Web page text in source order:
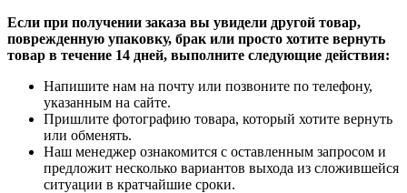
Если при получении заказа вы увидели другой товар,
поврежденную упаковку, брак или просто хотите вернуть
товар в течение 14 дней, выполните следующие действия:
Напишите нам на почту или позвоните по телефону,
указанным на сайте.
Пришлите фотографию товара, который хотите вернуть
или обменять.
Наш менеджер ознакомится с оставленным запросом и
предложит несколько вариантов выхода из сложившейся
ситуации в кратчайшие сроки.